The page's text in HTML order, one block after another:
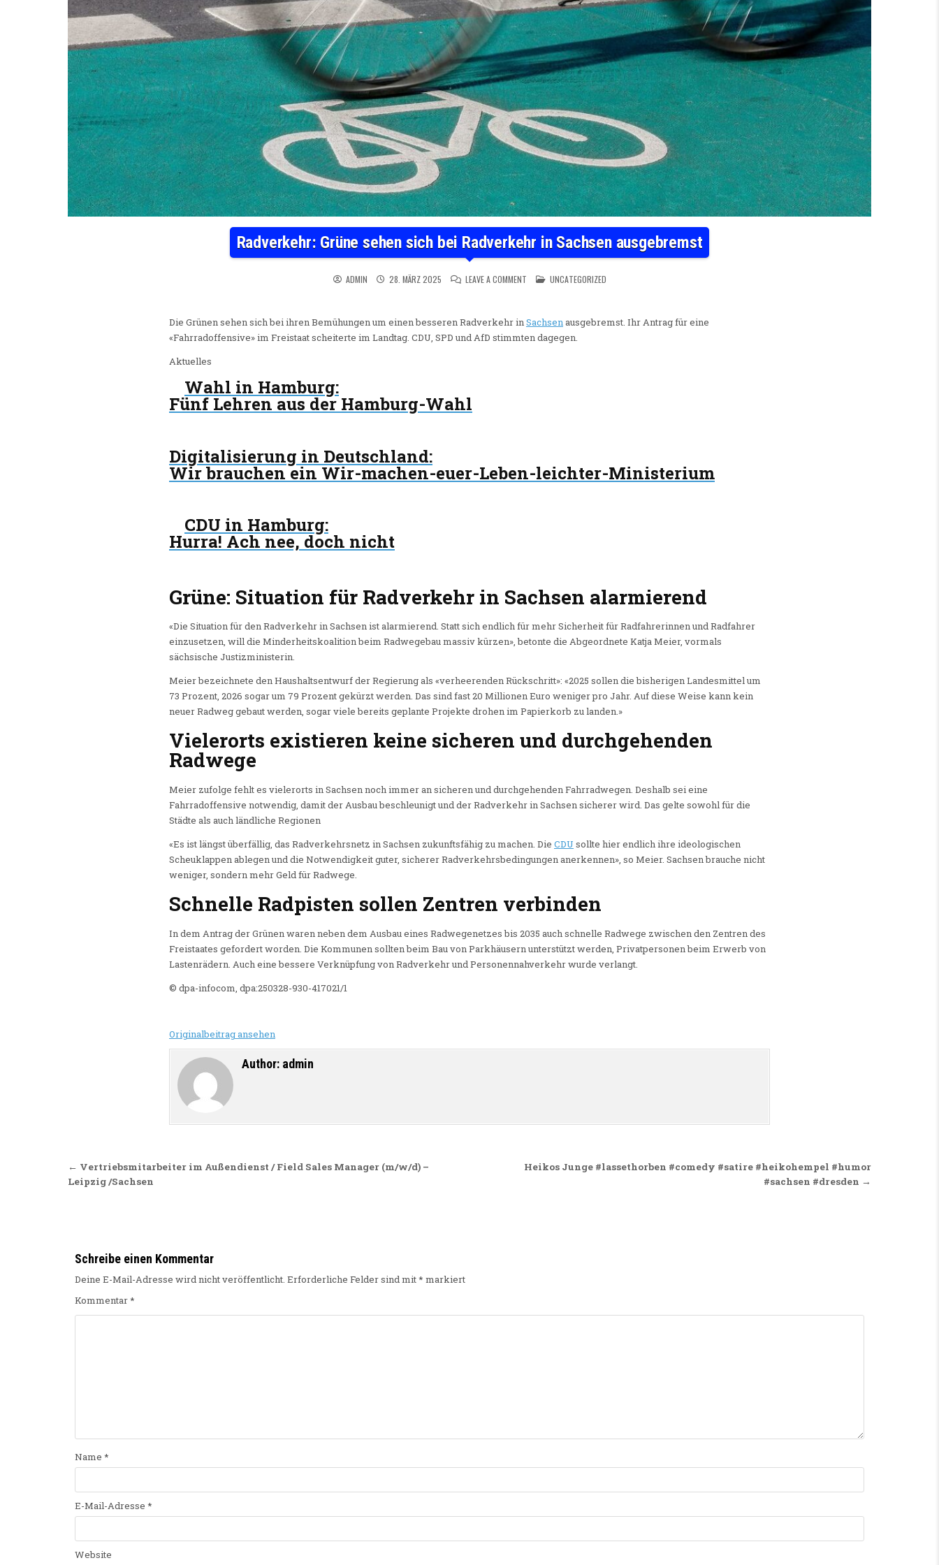
Radverkehr: Grüne sehen sich bei Radverkehr in Sachsen ausgebremst
ADMIN 28. MÄRZ 2025 LEAVE A COMMENTON RADVERKEHR: GRÜNE SEHEN SICH BEI RADVERKEHR IN SACHSEN AUSGEBREMST
POSTED IN
UNCATEGORIZED
Die Grünen sehen sich bei ihren Bemühungen um einen besseren Radverkehr in Sachsen ausgebremst. Ihr Antrag für eine
«Fahrradoffensive» im Freistaat scheiterte im Landtag. CDU, SPD und AfD stimmten dagegen.
Aktuelles
Wahl in Hamburg:
Fünf Lehren aus der Hamburg-Wahl
Digitalisierung in Deutschland:
Wir brauchen ein Wir-machen-euer-Leben-leichter-Ministerium
CDU in Hamburg:
Hurra! Ach nee, doch nicht
Grüne: Situation für Radverkehr in Sachsen alarmierend
«Die Situation für den Radverkehr in Sachsen ist alarmierend. Statt sich endlich für mehr Sicherheit für Radfahrerinnen und Radfahrer
einzusetzen, will die Minderheitskoalition beim Radwegebau massiv kürzen», betonte die Abgeordnete Katja Meier, vormals
sächsische Justizministerin.
Meier bezeichnete den Haushaltsentwurf der Regierung als «verheerenden Rückschritt»: «2025 sollen die bisherigen Landesmittel um
73 Prozent, 2026 sogar um 79 Prozent gekürzt werden. Das sind fast 20 Millionen Euro weniger pro Jahr. Auf diese Weise kann kein
neuer Radweg gebaut werden, sogar viele bereits geplante Projekte drohen im Papierkorb zu landen.»
Vielerorts existieren keine sicheren und durchgehenden
Radwege
Meier zufolge fehlt es vielerorts in Sachsen noch immer an sicheren und durchgehenden Fahrradwegen. Deshalb sei eine
Fahrradoffensive notwendig, damit der Ausbau beschleunigt und der Radverkehr in Sachsen sicherer wird. Das gelte sowohl für die
Städte als auch ländliche Regionen
«Es ist längst überfällig, das Radverkehrsnetz in Sachsen zukunftsfähig zu machen. Die CDU sollte hier endlich ihre ideologischen
Scheuklappen ablegen und die Notwendigkeit guter, sicherer Radverkehrsbedingungen anerkennen», so Meier. Sachsen brauche nicht
weniger, sondern mehr Geld für Radwege.
Schnelle Radpisten sollen Zentren verbinden
In dem Antrag der Grünen waren neben dem Ausbau eines Radwegenetzes bis 2035 auch schnelle Radwege zwischen den Zentren des
Freistaates gefordert worden. Die Kommunen sollten beim Bau von Parkhäusern unterstützt werden, Privatpersonen beim Erwerb von
Lastenrädern. Auch eine bessere Verknüpfung von Radverkehr und Personennahverkehr wurde verlangt.
© dpa-infocom, dpa:250328-930-417021/1
Originalbeitrag ansehen
Author: admin
Beitragsnavigation
Heikos Junge #lassethorben #comedy #satire #heikohempel #humor
#sachsen #dresden →
← Vertriebsmitarbeiter im Außendienst / Field Sales Manager (m/w/d) –
Leipzig /Sachsen
Schreibe einen Kommentar
Deine E-Mail-Adresse wird nicht veröffentlicht. Erforderliche Felder sind mit* markiert
Kommentar*
Name *
E-Mail-Adresse *
Website